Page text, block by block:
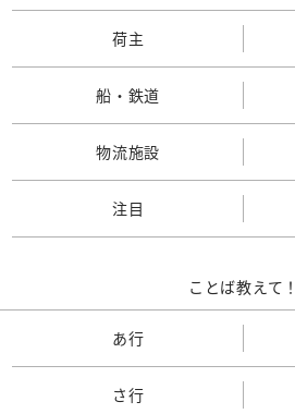
荷主
船・鉄道
物流施設
注目
ことば教えて！
あ行
さ行